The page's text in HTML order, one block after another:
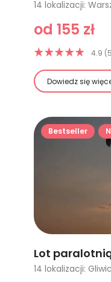
od 155 zł
4.9
Dowiedz się
Bestseller
Lot